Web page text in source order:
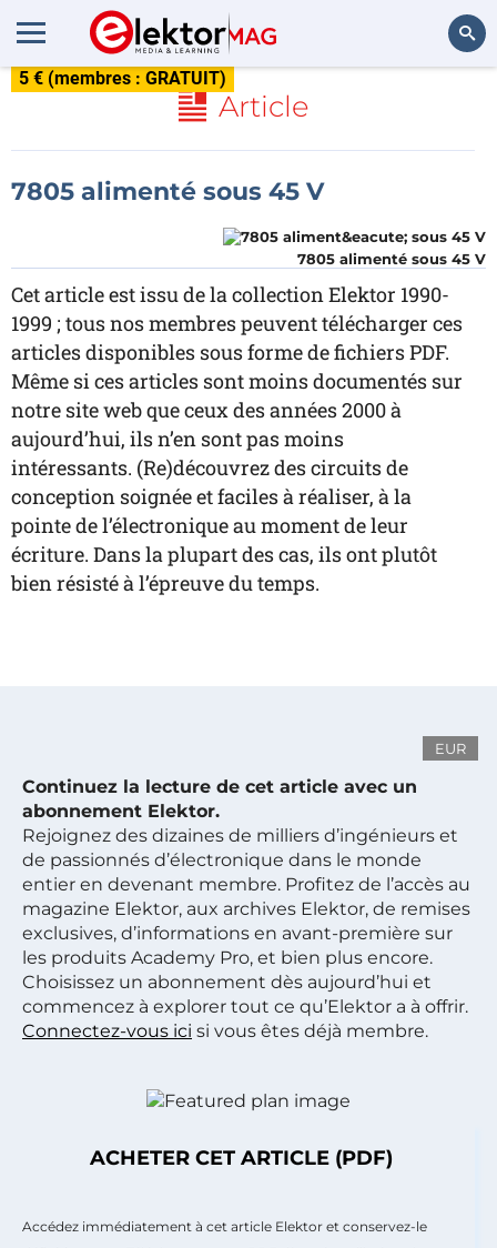
5 € (membres : GRATUIT)
Article
7805 alimenté sous 45 V
7805 alimenté sous 45 V
Cet article est issu de la collection Elektor 1990-
1999 ; tous nos membres peuvent télécharger ces
articles disponibles sous forme de fichiers PDF.
Même si ces articles sont moins documentés sur
notre site web que ceux des années 2000 à
aujourd’hui, ils n’en sont pas moins
intéressants. (Re)découvrez des circuits de
conception soignée et faciles à réaliser, à la
pointe de l’électronique au moment de leur
écriture. Dans la plupart des cas, ils ont plutôt
bien résisté à l’épreuve du temps.
EUR
Continuez la lecture de cet article avec un
abonnement Elektor.
Rejoignez des dizaines de milliers d’ingénieurs et
de passionnés d’électronique dans le monde
entier en devenant membre. Profitez de l’accès au
magazine Elektor, aux archives Elektor, de remises
exclusives, d’informations en avant-première sur
les produits Academy Pro, et bien plus encore.
Choisissez un abonnement dès aujourd’hui et
commencez à explorer tout ce qu’Elektor a à offrir.
Connectez-vous ici si vous êtes déjà membre.
ACHETER CET ARTICLE (PDF)
Accédez immédiatement à cet article Elektor et conservez-le